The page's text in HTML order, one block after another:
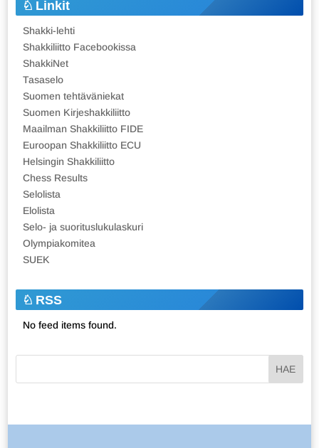
Linkit
Shakki-lehti
Shakkiliitto Facebookissa
ShakkiNet
Tasaselo
Suomen tehtäväniekat
Suomen Kirjeshakkiliitto
Maailman Shakkiliitto FIDE
Euroopan Shakkiliitto ECU
Helsingin Shakkiliitto
Chess Results
Selolista
Elolista
Selo- ja suorituslukulaskuri
Olympiakomitea
SUEK
RSS
No feed items found.